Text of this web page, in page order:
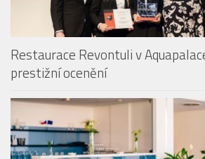
Restaurace Revontuli v
prestižní ocenění